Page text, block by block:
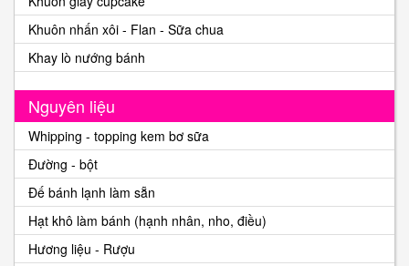
Khuôn nhấn xôi - Flan - Sữa chua
Khay lò nướng bánh
Nguyên liệu
Whipping - topping kem bơ sữa
Đường - bột
Đế bánh lạnh làm sẵn
Hạt khô làm bánh (hạnh nhân, nho, điều)
Hương liệu - Rượu